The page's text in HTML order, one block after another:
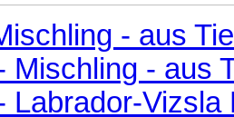
- aus
Mischling - aus
Labrador-